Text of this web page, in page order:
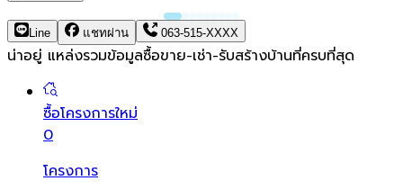
Line แชทผ่าน 063-515-XXXX
น่าอยู่ แหล่งรวมข้อมูลซื้อขาย-เช่า-รับสร้างบ้านที่ครบที่สุด
ซื้อโครงการใหม่
0
โครงการ